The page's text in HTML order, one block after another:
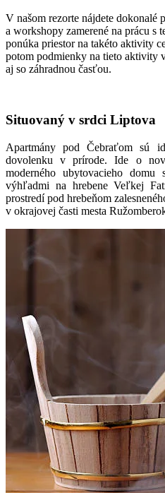
V našom rezorte nájdete
a workshopy zamerené na prácu s
ponúka priestor na takéto aktivity
potom podmienky na tieto aktivity
aj so záhradnou časťou.
Situovaný v srdci Liptova
Apartmány pod Čebraťom sú
dovolenku v prírode. Ide o
moderného ubytovacieho domu
výhľadmi na hrebene Veľkej
prostredí pod hrebeňom
v okrajovej časti mesta